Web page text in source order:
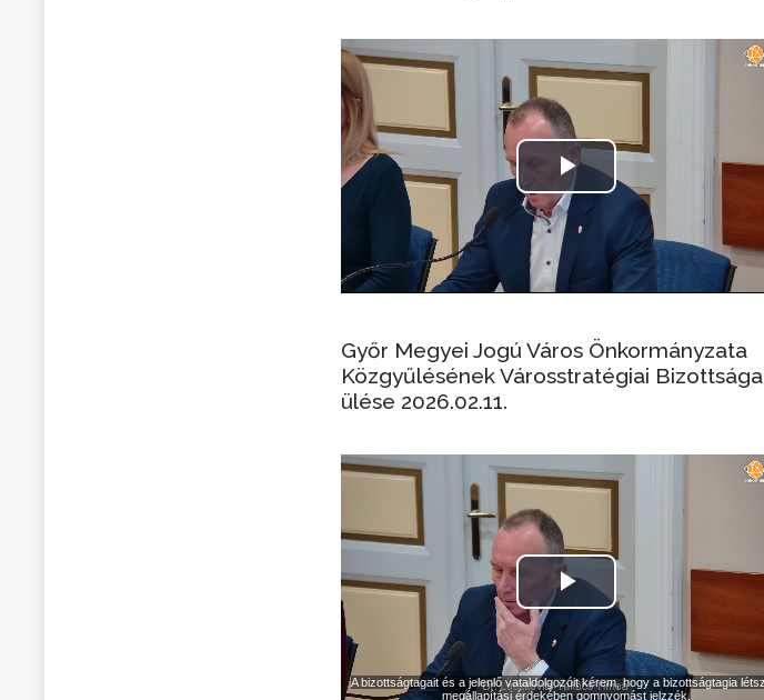
Győr Megyei Jogú Város Önkormányzata
Közgyűlésének Városstratégiai Bizottsága
ülése 2026.02.11.